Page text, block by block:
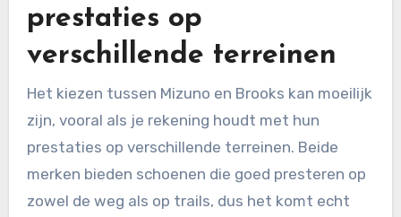
prestaties op
verschillende terreinen
Het kiezen tussen Mizuno en Brooks kan moeilijk
zijn, vooral als je rekening houdt met hun
prestaties op verschillende terreinen. Beide
merken bieden schoenen die goed presteren op
zowel de weg als op trails, dus het komt echt